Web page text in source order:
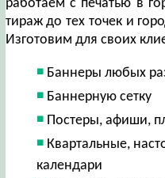
работаем с печатью в
тираж до тех точек и
Изготовим для своих
Баннеры любых
Баннерную сетку
Постеры, афиши,
Квартальные,
календари